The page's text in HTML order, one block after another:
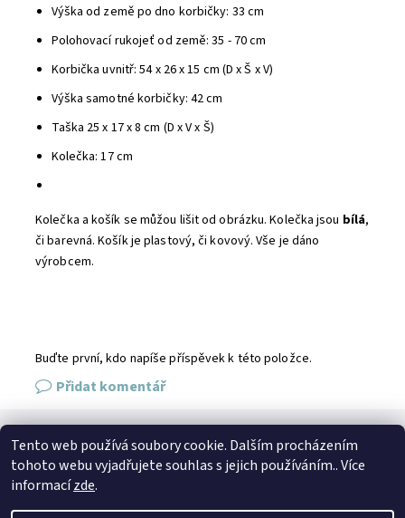
Výška od země po dno korbičky: 33 cm
Polohovací rukojeť od země: 35 - 70 cm
Korbička uvnitř: 54 x 26 x 15 cm (D x Š x V)
Výška samotné korbičky: 42 cm
Taška 25 x 17 x 8 cm (D x V x Š)
Kolečka: 17 cm
Kolečka a košík se můžou lišit od obrázku. Kolečka jsou bílá,
či barevná. Košík je plastový, či kovový. Vše je dáno
výrobcem.
Buďte první, kdo napíše příspěvek k této položce.
Přidat komentář
SPOJTE SE S NÁMI
Kontakt
Tento web používá soubory cookie. Dalším procházením
tohoto webu vyjadřujete souhlas s jejich používáním.. Více
informacízde.